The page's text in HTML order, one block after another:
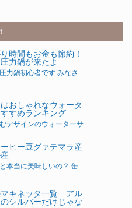
時間もお金も節約！
力鍋が来たよ
力鍋初心者です みなさ
おしゃれなウォータ
すめランキング
デザインのウォーターサ
ヒー豆グァテマラ産
本当に美味しいの？ 缶
マキネッタ一覧 アル
シルバーだけじゃな